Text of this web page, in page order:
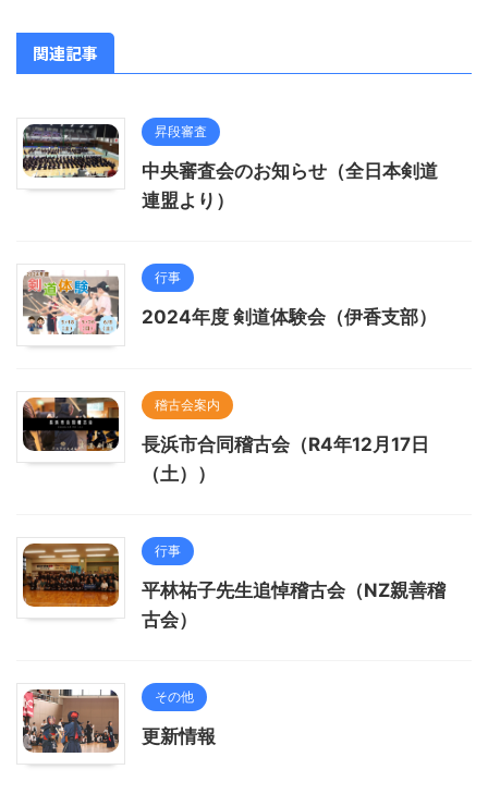
関連記事
昇段審査
中央審査会のお知らせ（全日本剣道
連盟より）
行事
2024年度 剣道体験会（伊香支部）
稽古会案内
長浜市合同稽古会（R4年12月17日
（土））
行事
平林祐子先生追悼稽古会（NZ親善稽
古会）
その他
更新情報